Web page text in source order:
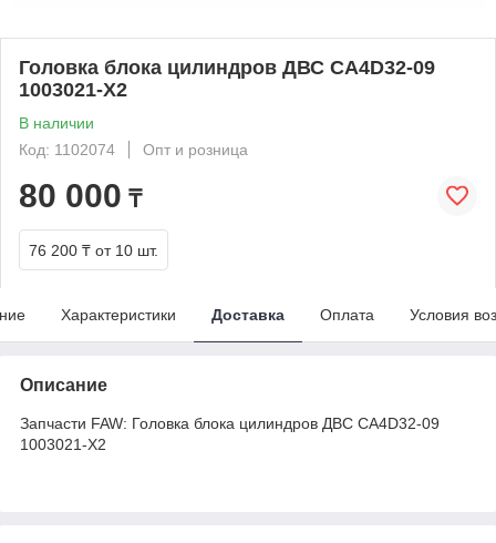
Головка блока цилиндров ДВС CA4D32-09
1003021-X2
В наличии
Код: 1102074
Опт и розница
80 000 ₸
76 200 ₸ от 10 шт.
Характеристики Доставка Оплата Условия
Описание
Запчасти FAW: Головка блока цилиндров ДВС CA4D32-09
1003021-X2